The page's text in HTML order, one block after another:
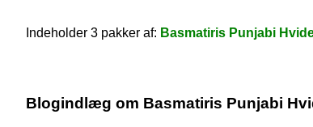
Indeholder 3 pakker af: Basmatiris Punjabi
Blogindlæg om Basmatiris Punjabi